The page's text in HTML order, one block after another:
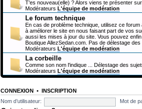
T'es nouveau(elle) ? Alors viens te présenter
Modérateurs L'équipe de modération
Le forum technique
En cas de problème technique, utilisez ce
à améliorer le site en nous faisant part de vos
aussi les mises à jour du site. Vous pouvez
Boutique AllezSedan.com. Pas de délestage des
Modérateurs L'équipe de modération
La corbeille
Comme son nom l'indique ... Délestage des
Modérateurs L'équipe de modération
CONNEXION • INSCRIPTION
Nom d’utilisateur:
Mot de